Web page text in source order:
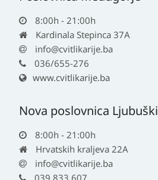
8:00h - 21:00h
Kardinala Stepinca 37A
info@cvitlikarije.ba
036/655-276
www.cvitlikarije.ba
Nova poslovnica Ljubuški
8:00h - 21:00h
Hrvatskih kraljeva 22A
info@cvitlikarije.ba
039 833 607